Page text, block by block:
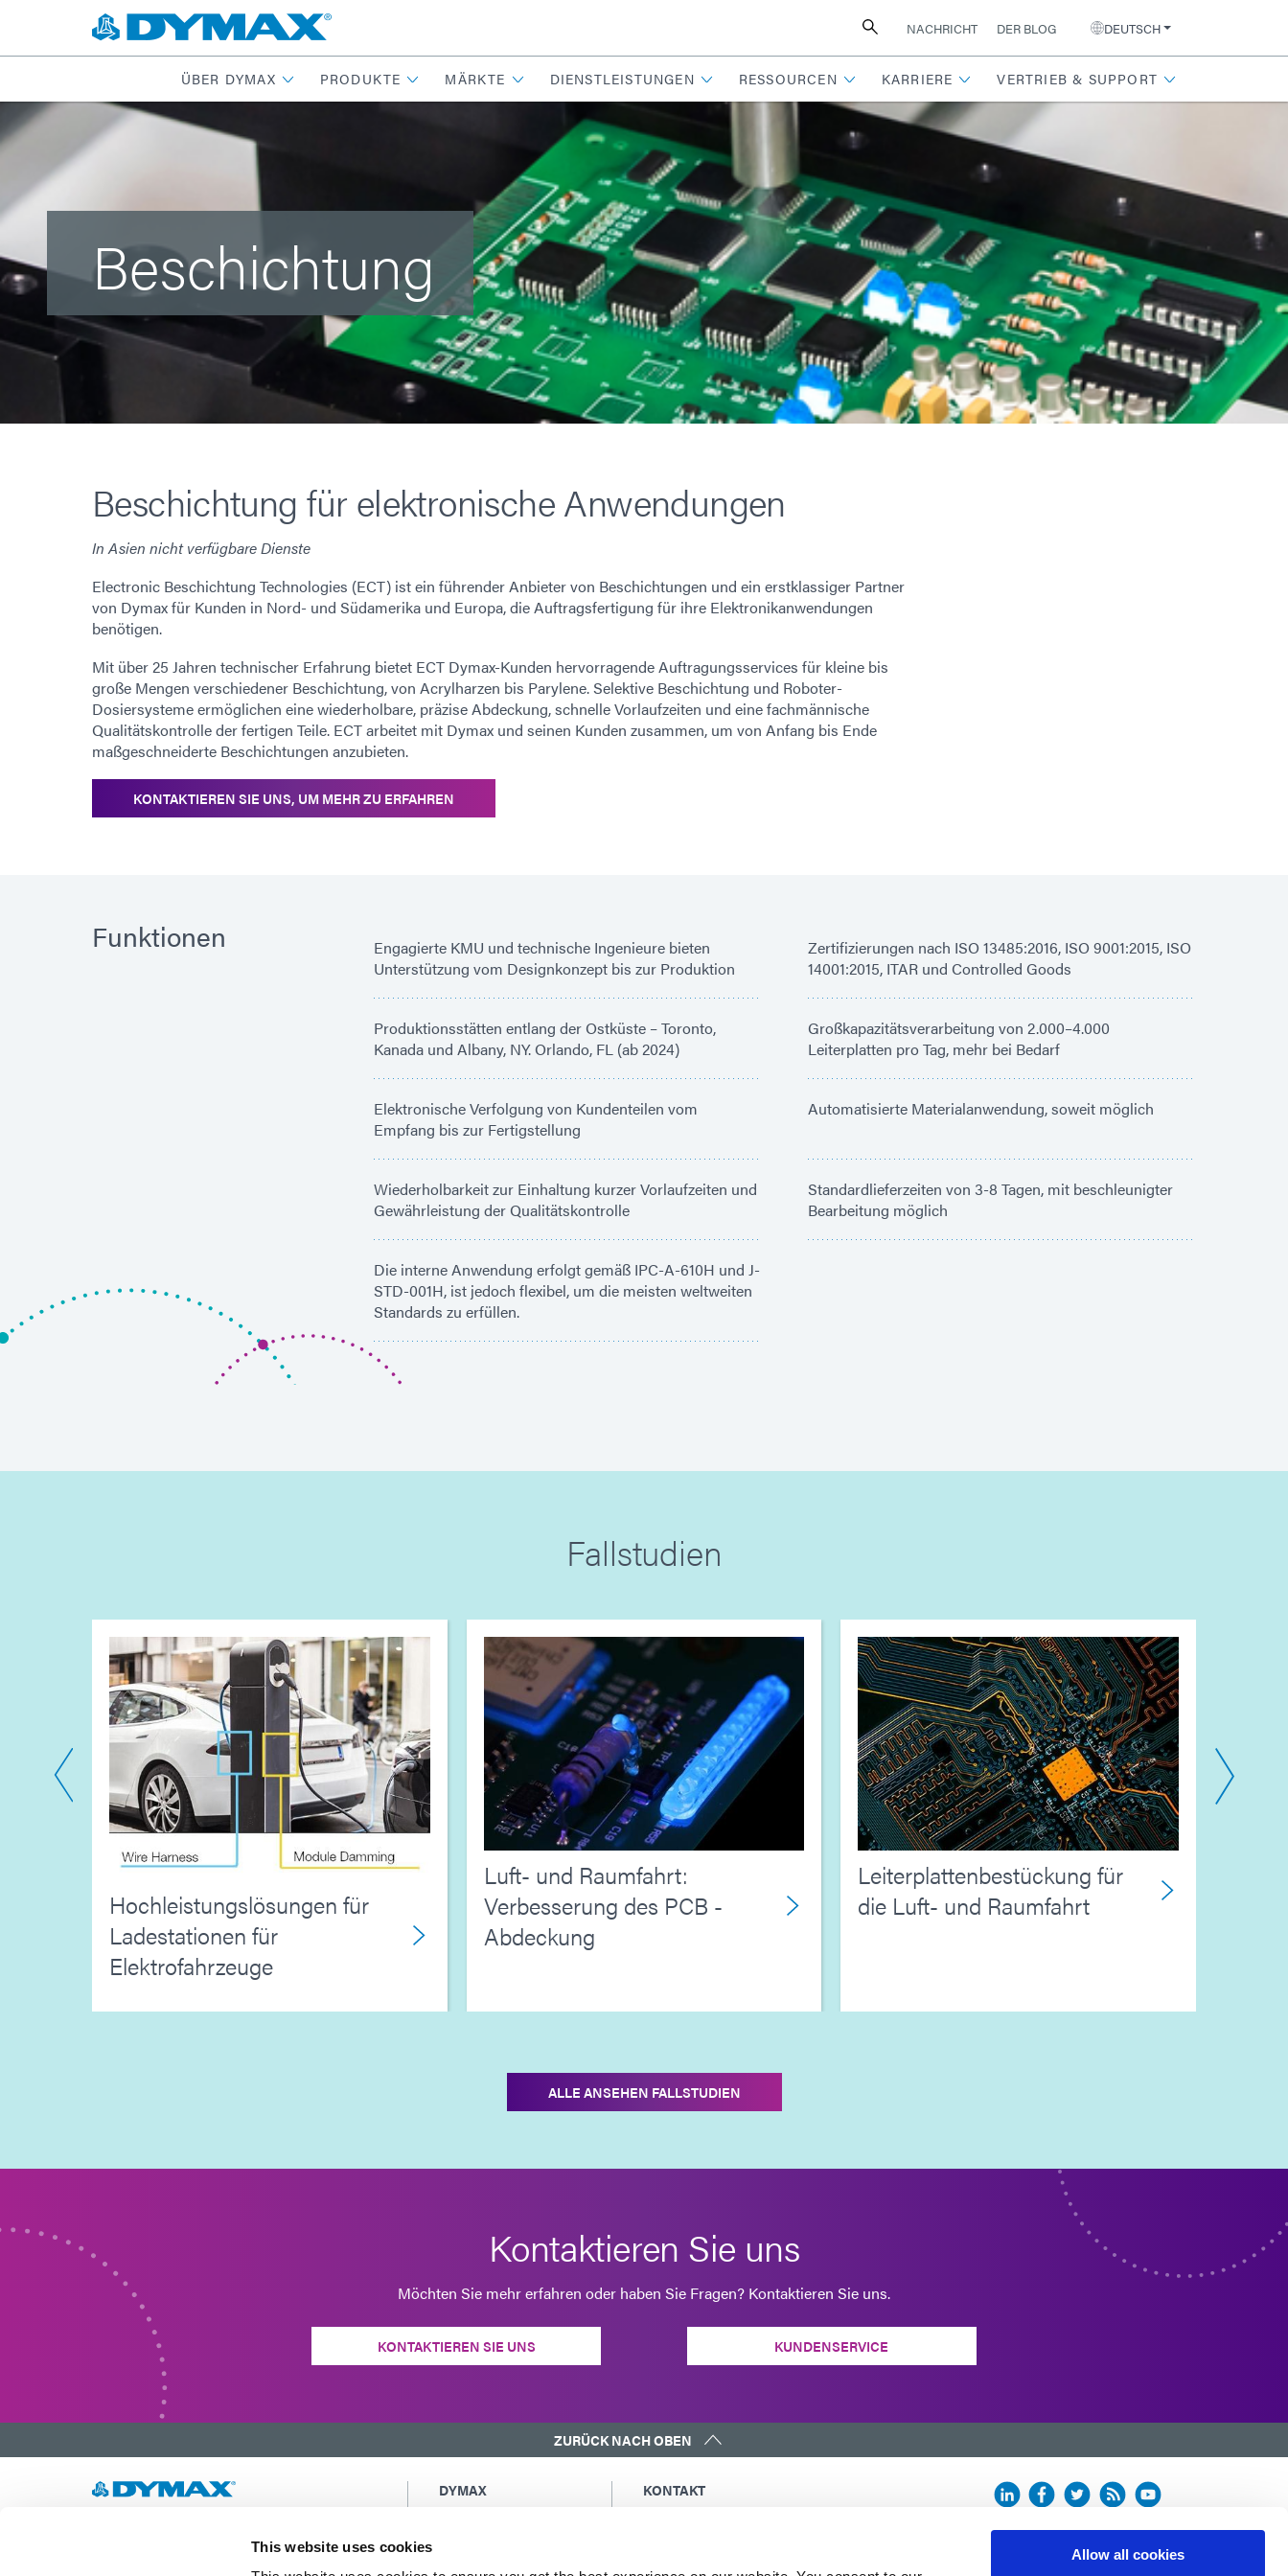
This website uses cookies
Allow all cookies
NACHRICHT DER BLOG DEUTSCH
ÜBER DYMAX PRODUKTE MÄRKTE DIENSTLEISTUNGEN RESSOURCEN KARRIERE VERTRIEB & SUPPORT
Beschichtung
Beschichtung für elektronische Anwendungen
In Asien nicht verfügbare Dienste
Electronic Beschichtung Technologies (ECT) ist ein führender Anbieter von Beschichtungen und ein erstklassiger Partner
von Dymax für Kunden in Nord- und Südamerika und Europa, die Auftragsfertigung für ihre Elektronikanwendungen
benötigen.
Mit über 25 Jahren technischer Erfahrung bietet ECT Dymax-Kunden hervorragende Auftragungsservices für kleine bis
große Mengen verschiedener Beschichtung, von Acrylharzen bis Parylene. Selektive Beschichtung und Roboter-
Dosiersysteme ermöglichen eine wiederholbare, präzise Abdeckung, schnelle Vorlaufzeiten und eine fachmännische
Qualitätskontrolle der fertigen Teile. ECT arbeitet mit Dymax und seinen Kunden zusammen, um von Anfang bis Ende
maßgeschneiderte Beschichtungen anzubieten.
KONTAKTIEREN SIE UNS, UM MEHR ZU ERFAHREN
Funktionen
Engagierte KMU und technische Ingenieure bieten
Unterstützung vom Designkonzept bis zur Produktion
Zertifizierungen nach ISO 13485:2016, ISO 9001:2015, ISO
14001:2015, ITAR und Controlled Goods
Produktionsstätten entlang der Ostküste – Toronto,
Kanada und Albany, NY. Orlando, FL (ab 2024)
Großkapazitätsverarbeitung von 2.000–4.000
Leiterplatten pro Tag, mehr bei Bedarf
Elektronische Verfolgung von Kundenteilen vom
Empfang bis zur Fertigstellung
Automatisierte Materialanwendung, soweit möglich
Wiederholbarkeit zur Einhaltung kurzer Vorlaufzeiten und
Gewährleistung der Qualitätskontrolle
Standardlieferzeiten von 3-8 Tagen, mit beschleunigter
Bearbeitung möglich
Die interne Anwendung erfolgt gemäß IPC-A-610H und J-
STD-001H, ist jedoch flexibel, um die meisten weltweiten
Standards zu erfüllen.
Fallstudien
Hochleistungslösungen für
Ladestationen für
Elektrofahrzeuge
Luft- und Raumfahrt:
Verbesserung des PCB -
Abdeckung
Leiterplattenbestückung für
die Luft- und Raumfahrt
ALLE ANSEHEN FALLSTUDIEN
Kontaktieren Sie uns
Möchten Sie mehr erfahren oder haben Sie Fragen? Kontaktieren Sie uns.
KONTAKTIEREN SIE UNS KUNDENSERVICE
ZURÜCK NACH OBEN
Wir entwickeln innovative, schnell härtende und
lichthärtende Materialien, Dosiergeräte und
DYMAX
KONTAKT
Nordamerika: +1 860.482.1010